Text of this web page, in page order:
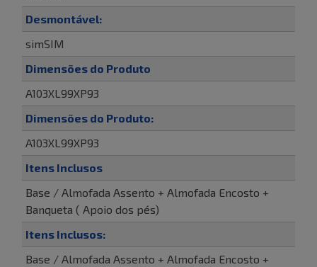
Desmontável:
simSIM
Dimensões do Produto
A103XL99XP93
Dimensões do Produto:
A103XL99XP93
Itens Inclusos
Base / Almofada Assento + Almofada Encosto +
Banqueta ( Apoio dos pés)
Itens Inclusos:
Base / Almofada Assento + Almofada Encosto +